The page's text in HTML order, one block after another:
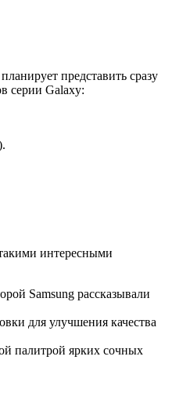
представить сразу
серии Galaxy:
интересными
Samsung рассказывали
для улучшения качества
палитрой ярких сочных